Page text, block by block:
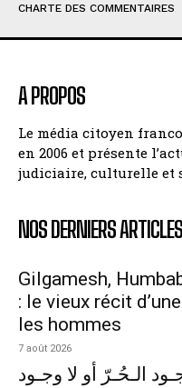
CHARTE DES COMMENTAIRES
A PROPOS
Le média citoyen
en 2006 et présente
judiciaire, culturelle et
NOS DERNIERS ARTICLES
Gilgamesh,
: le vieux récit
les hommes
7 août 2026
الـحُـرّ أو لا وجـود